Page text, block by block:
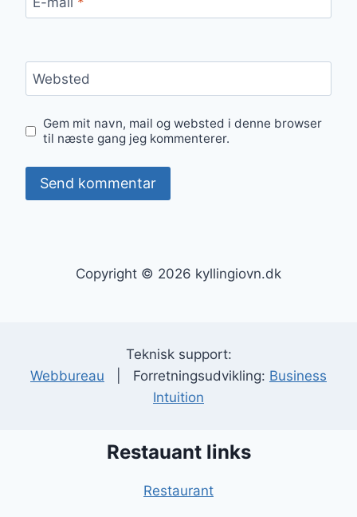
Websted
Gem mit navn, mail og websted i denne browser
til næste gang jeg kommenterer.
Copyright © 2026 kyllingiovn.dk
Teknisk support:
Webbureau | Forretningsudvikling: Business
Intuition
Restauant links
Restaurant